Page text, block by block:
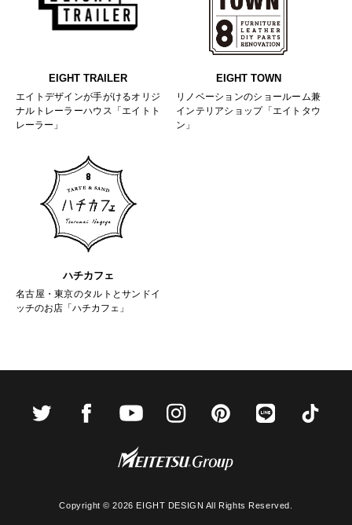
EIGHT TRAILER
エイトデザインが手がけるオリジ
ナルトレーラーハウス「エイトト
レーラー」
EIGHT TOWN
リノベーションのショールーム兼
インテリアショップ「エイトタウ
ン」
ハチカフェ
名古屋・東京のタルトとサンドイ
ッチのお店「ハチカフェ」
Copyright ©2026 EIGHT DESIGN All Rights Reserved.